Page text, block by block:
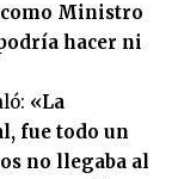
como Ministro
hacer ni
«La
fue todo un
no llegaba al